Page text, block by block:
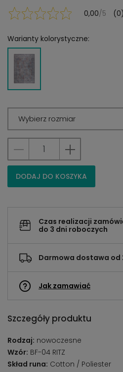
0,00/5 (0)
Warianty kolorystyczne:
Wybierz rozmiar
DODAJ DO KOSZYKA
Czas realizacji
do 3 dni roboczych
Darmowa dostawa od
Jak zamawiać
Szczegóły produktu
Rodzaj: nowoczesne
Wzór: BF-04 RITZ
Skład runa: Cotton / Poliester